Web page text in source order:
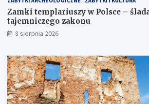
c
e
–
ś
l
d
a
m
i
t
y
–
h
i
s
o
r
i
a
i
Zamki templariuszy w Polsce –
tajemniczego zakonu
8 sierpnia 2026